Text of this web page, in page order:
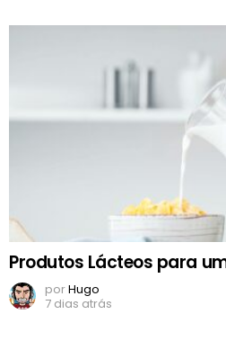
Produtos Lácteos para
porHugo
7 dias atrás